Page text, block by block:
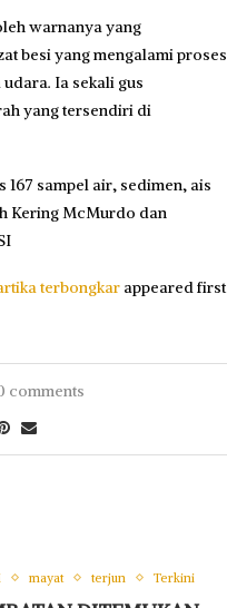
warnanya yang
besi yang mengalami proses
Ia sekali gus
yang tersendiri di
sampel air, sedimen, ais
Kering McMurdo dan
terbongkar appeared first
comments
mayat terjun Terkini